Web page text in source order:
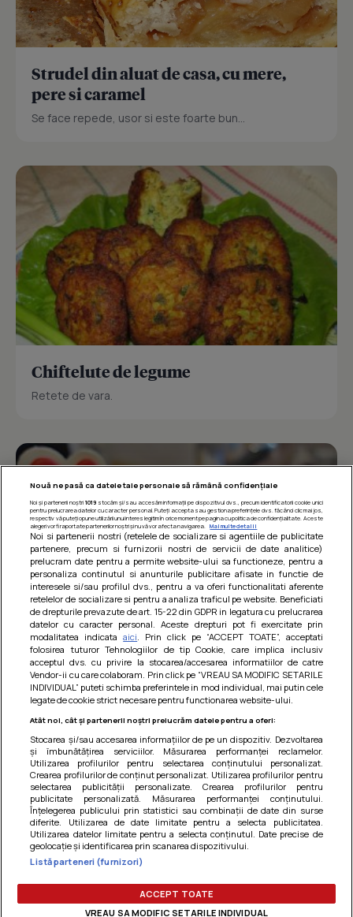
Strudel din aluat de casa, cu mere,
pere si caramel
Se face repede, usor si este foarte bun...
Chiftelute de legume
Retete de vara.
Barcute din vinete cu arpagic rosu
Un deliciu usor de preparat!
Termeni si conditii |
confidentialitate|Gestionați preferințele
Nouă ne pasă ca datele tale personale să rămână confidențiale
Noi și partenerii noștri 1019stocăm și/sau accesăm informații pe dispozitivul dvs., precum identificatorii cookie unici
pentru prelucrarea datelor cu caracter personal. Puteți accepta sau gestiona preferințele dvs. făcând clic mai jos,
respectiv vă puteți opune utilizării unui interes legitim în orice moment pe pagina cu politica de confidențialitate. Aceste
alegeri vor fi raportate partenerilor noștri și nu vă vor afecta navigarea.
Mai multe detalii
Noi si partenerii nostri (retelele de socializare si agentiile de publicitate
partenere, precum si furnizorii nostri de servicii de date analitice)
prelucram date pentru a permite website-ului sa functioneze, pentru a
personaliza continutul si anunturile publicitare afisate in functie de
interesele si/sau profilul dvs., pentru a va oferi functionalitati aferente
retelelor de socializare si pentru a analiza traficul pe website. Beneficiati
de drepturile prevazute de art. 15-22 din GDPR in legatura cu prelucrarea
datelor cu caracter personal. Aceste drepturi pot fi exercitate prin
modalitatea indicataaici . Prin click pe “ACCEPT TOATE”, acceptati
folosirea tuturor Tehnologiilor de tip Cookie, care implica inclusiv
acceptul dvs. cu privire la stocarea/accesarea informatiilor de catre
Vendor-ii cu care colaboram. Prin click pe “VREAU SA MODIFIC SETARILE
INDIVIDUAL” puteti schimba preferintele in mod individual, mai putin cele
legate de cookie strict necesare pentru functionarea website-ului.
Atât noi, cât și partenerii noștri prelucrăm datele pentru a oferi:
Stocarea și/sau accesarea informațiilor de pe un dispozitiv. Dezvoltarea
și îmbunătățirea serviciilor. Măsurarea performanței reclamelor.
Utilizarea profilurilor pentru selectarea conținutului personalizat.
Crearea profilurilor de conținut personalizat. Utilizarea profilurilor pentru
selectarea publicității personalizate. Crearea profilurilor pentru
publicitate personalizată. Măsurarea performanței conținutului.
Înțelegerea publicului prin statistici sau combinații de date din surse
diferite. Utilizarea de date limitate pentru a selecta publicitatea.
Utilizarea datelor limitate pentru a selecta conținutul. Date precise de
geolocație și identificarea prin scanarea dispozitivului.
Listă parteneri (furnizori)
ACCEPT TOATE
VREAU SA MODIFIC SETARILE INDIVIDUAL